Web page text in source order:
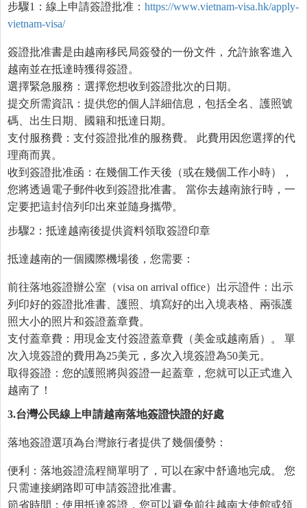
步驟1：線上申請簽證批准： https://www.vietnam-visa.hk/apply-
vietnam-visa/
簽證批准書是由越南移民局簽發的一份文件，允許旅客進入
越南並在抵達時獲得簽證。
選擇緊急服務：選擇您想收到簽證批次的日期。
提交所需資訊：提供您的個人詳細信息，包括全名、護照號
碼、出生日期、國籍和抵達日期。
支付服務費：支付簽證批准的服務費。 此費用因您選擇的代
理商而異。
收到簽證批准函：在幾個工作天後（或在幾個工作小時），
您將透過電子郵件收到簽證批准書。 當你去越南旅行時，一
定要把這封信列印出來並隨身攜帶。
步驟2：抵達越南後提供資料領取簽證印章
抵達越南的一個國際機場後，您需要：
前往落地簽證辦公室（visa on arrival office）出示證件：出示
列印好的簽證批准書、護照、填寫好的出入境表格、兩張護
照大小的照片和簽證蓋章費。
支付蓋章費：用現金支付簽證蓋章費（美金或越南盾）。 單
次入境簽證的費用為25美元，多次入境簽證為50美元。
取得簽證：您的護照將與簽證一起蓋章，您就可以正式進入
越南了！
3.台灣公民線上申請越南落地簽證快證的好處
落地簽證選項為台灣旅行者提供了幾個優勢：
便利：落地簽證流程簡單明了，可以在家中舒適地完成。 您
只需連接網路即可申請簽證批准書。
節省時間：使用抵達簽證，您可以避免前往越南大使館或領